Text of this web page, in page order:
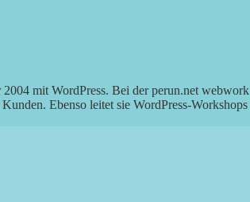
mit WordPress. Bei der perun.net webwork
Ebenso leitet sie WordPress-Workshops